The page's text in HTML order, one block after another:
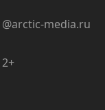
media.ru